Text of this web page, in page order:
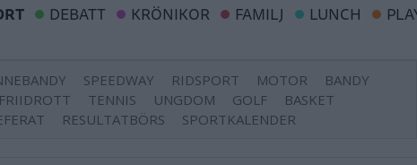
DEBATT KRÖNIKOR FAMILJ LUNCH
SPEEDWAY RIDSPORT MOTOR
BANDY
FRIIDROTT TENNIS UNGDOM GOLF
BASKET
RESULTATBÖRS SPORTKALENDER